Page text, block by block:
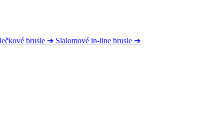
brusle ➔ Slalomové in-line brusle ➔